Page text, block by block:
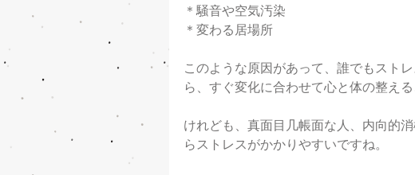
＊騒音や空気汚染
＊変わる居場所
このような原因があって、誰でもスト
ら、すぐ変化に合わせて心と体の整える
けれども、真面目几帳面な人、内向的
らストレスがかかりやすいですね。